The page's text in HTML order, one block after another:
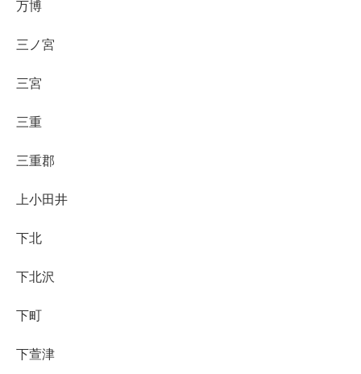
万博
三ノ宮
三宮
三重
三重郡
上小田井
下北
下北沢
下町
下萱津